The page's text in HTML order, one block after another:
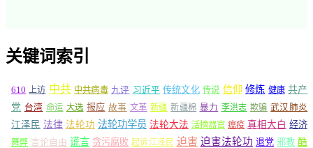
关键词索引
610 上访 中共 中共病毒 九评 习近平 传统文化 传说 信仰 修炼 健康 共产
党 台湾 命运 大选 报应 故事 文革 新疆 新疆棉 暴力 李洪志 欺骗 武汉肺炎
江泽民 法律 法轮功 法轮功学员 法轮大法 活摘器官 瘟疫 真相大白 经济
舞弊 言论自由 谎言 贪污腐败 起诉江泽民 迫害 迫害法轮功 退党 邪教 酷